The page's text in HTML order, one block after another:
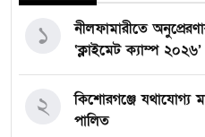
নীলফামারীতে
‘ক্লাইমেট ক্যাম্প ২০২৬’
১
কিশোরগঞ্জে যথাযোগ্য
পালিত
২